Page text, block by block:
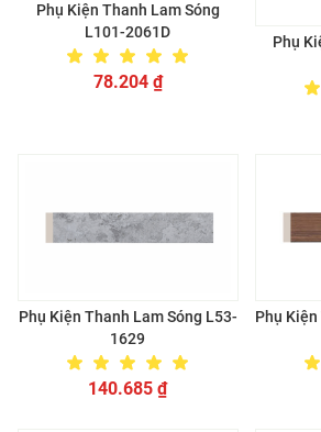
Phụ Kiện Thanh Lam Sóng
L101-2061D
78.204 ₫
Phụ
Phụ Kiện Thanh Lam Sóng L53-
1629
140.685₫
Phụ